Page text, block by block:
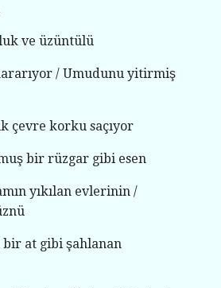
ve üzüntülü
/ Umudunu yitirmiş
çevre korku saçıyor
bir rüzgar gibi esen
yıkılan evlerinin /
bir at gibi şahlanan